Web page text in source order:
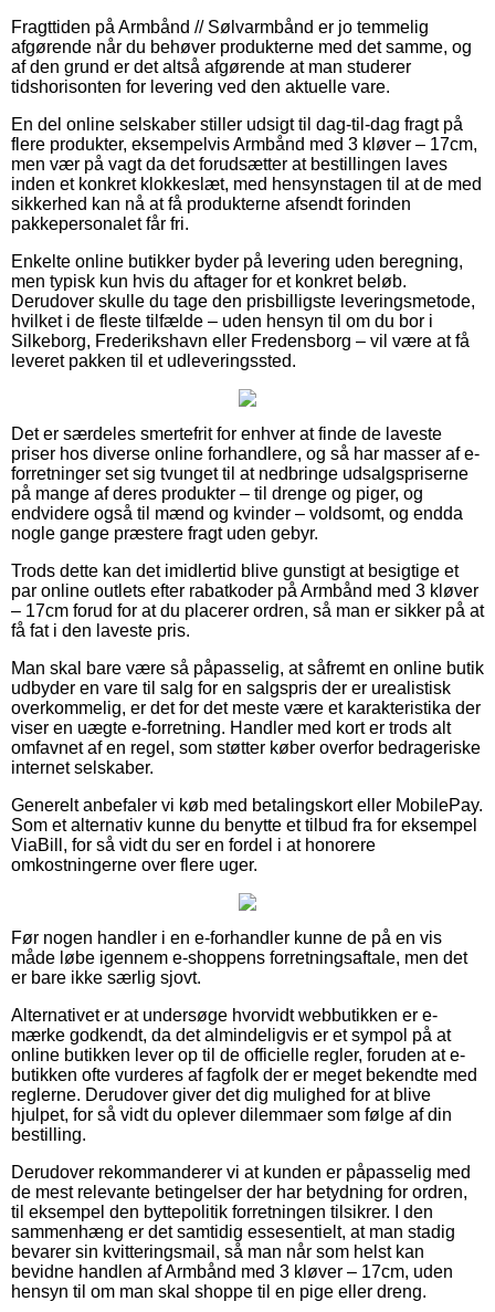
Fragttiden på Armbånd // Sølvarmbånd er jo temmelig
afgørende når du behøver produkterne med det samme, og
af den grund er det altså afgørende at man studerer
tidshorisonten for levering ved den aktuelle vare.
En del online selskaber stiller udsigt til dag-til-dag fragt på
flere produkter, eksempelvis Armbånd med 3 kløver – 17cm,
men vær på vagt da det forudsætter at bestillingen laves
inden et konkret klokkeslæt, med hensynstagen til at de med
sikkerhed kan nå at få produkterne afsendt forinden
pakkepersonalet får fri.
Enkelte online butikker byder på levering uden beregning,
men typisk kun hvis du aftager for et konkret beløb.
Derudover skulle du tage den prisbilligste leveringsmetode,
hvilket i de fleste tilfælde – uden hensyn til om du bor i
Silkeborg, Frederikshavn eller Fredensborg – vil være at få
leveret pakken til et udleveringssted.
Det er særdeles smertefrit for enhver at finde de laveste
priser hos diverse online forhandlere, og så har masser af e-
forretninger set sig tvunget til at nedbringe udsalgspriserne
på mange af deres produkter – til drenge og piger, og
endvidere også til mænd og kvinder – voldsomt, og endda
nogle gange præstere fragt uden gebyr.
Trods dette kan det imidlertid blive gunstigt at besigtige et
par online outlets efter rabatkoder på Armbånd med 3 kløver
– 17cm forud for at du placerer ordren, så man er sikker på at
få fat i den laveste pris.
Man skal bare være så påpasselig, at såfremt en online butik
udbyder en vare til salg for en salgspris der er urealistisk
overkommelig, er det for det meste være et karakteristika der
viser en uægte e-forretning. Handler med kort er trods alt
omfavnet af en regel, som støtter køber overfor bedrageriske
internet selskaber.
Generelt anbefaler vi køb med betalingskort eller MobilePay.
Som et alternativ kunne du benytte et tilbud fra for eksempel
ViaBill, for så vidt du ser en fordel i at honorere
omkostningerne over flere uger.
Før nogen handler i en e-forhandler kunne de på en vis
måde løbe igennem e-shoppens forretningsaftale, men det
er bare ikke særlig sjovt.
Alternativet er at undersøge hvorvidt webbutikken er e-
mærke godkendt, da det almindeligvis er et sympol på at
online butikken lever op til de officielle regler, foruden at e-
butikken ofte vurderes af fagfolk der er meget bekendte med
reglerne. Derudover giver det dig mulighed for at blive
hjulpet, for så vidt du oplever dilemmaer som følge af din
bestilling.
Derudover rekommanderer vi at kunden er påpasselig med
de mest relevante betingelser der har betydning for ordren,
til eksempel den byttepolitik forretningen tilsikrer. I den
sammenhæng er det samtidig essesentielt, at man stadig
bevarer sin kvitteringsmail, så man når som helst kan
bevidne handlen af Armbånd med 3 kløver – 17cm, uden
hensyn til om man skal shoppe til en pige eller dreng.